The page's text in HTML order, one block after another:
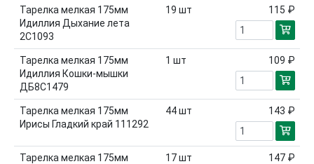
Тарелка мелкая 175мм
Идиллия Дыхание лета
2С1093
19 шт 115 ₽
Тарелка мелкая 175мм
Идиллия Кошки-мышки
ДБ8С1479
1 шт 109 ₽
Тарелка мелкая 175мм
Ирисы Гладкий край 111292
44шт 143 ₽
Тарелка мелкая 175мм
17шт 147 ₽